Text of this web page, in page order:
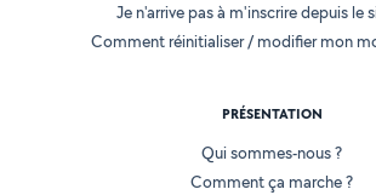
Je n'arrive pas à m'inscrire depuis le
Comment réinitialiser / modifier mon
PRÉSENTATION
Qui sommes-nous ?
Comment ça marche ?